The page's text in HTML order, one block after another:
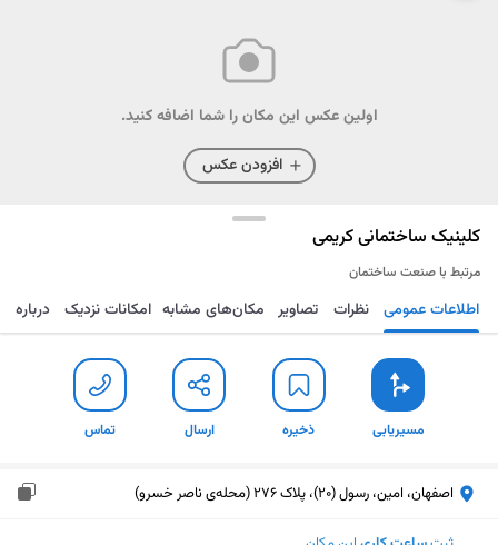
اولین عکس این مکان را شما اضافه کنید.
افزودن عکس
کلینیک ساختمانی کریمی
مرتبط با صنعت ساختمان
مسیریابی ذخیره ارسال تماس اطلاعات عمومی نظرات تصاویر مکان‌های مشابه امکانات نزدیک درباره
مسیریابی ذخیره ارسال تماس
اصفهان، امین، رسول (20)، پلاک 276 (محله‌ی ناصر خسرو)